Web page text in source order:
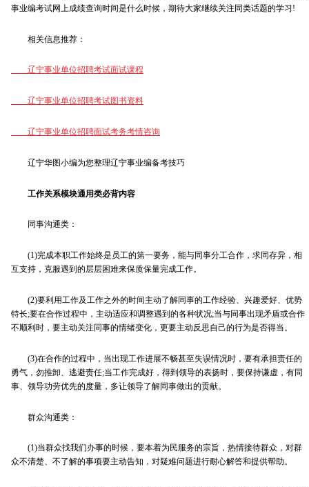
事业编考试网上成绩查询时间是什么时候，期待大家继续关注同类话题的学习!
相关信息推荐：
辽宁事业单位招聘考试面试课程
辽宁事业单位招聘考试图书资料
辽宁事业单位招聘面试考务考情咨询
辽宁华图小编为您整理辽宁事业编备考技巧
工作关系模块通用类必背内容
同事沟通类：
(1)完成本职工作始终是员工的第一要务，能与同事分工合作，求同存异，相
互支持，克服遇到的层层困难来保质保量完成工作。
(2)要利用工作及工作之外的时间主动了解同事的工作经验、兴趣爱好、优势
特长;要在合作过程中，主动适应和调整遇到的各种状况;当与同事出现矛盾或合作
不顺利时，要主动关注同事的情绪变化，更要主动反思自己的行为是否得当。
(3)在合作的过程中，当出现工作进展不畅甚至失误情况时，要有承担责任的
勇气，勿推卸、逃避责任;当工作完成好，得到领导的表扬时，要保持谦虚，有同
事、领导功劳优先的度量，多让领导了解同事做出的贡献。
群众沟通类：
(1)当群众找我们办事的时候，要本着为民服务的宗旨，热情接待群众，对群
众不清楚、不了解的事项要主动告知，对疑难问题进行耐心解答和提供帮助。